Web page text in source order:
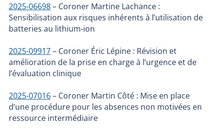
2025-06698– Coroner Martine Lachance :
Sensibilisation aux risques inhérents à l’utilisation de
batteries au lithium-ion
2025-09917– Coroner Éric Lépine : Révision et
amélioration de la prise en charge à l’urgence et de
l’évaluation clinique
2025-07016– Coroner Martin Côté : Mise en place
d’une procédure pour les absences non motivées en
ressource intermédiaire